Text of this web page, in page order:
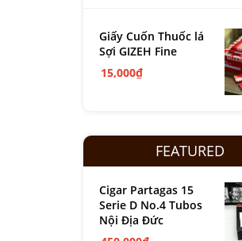
Giấy Cuốn Thuốc lá
Sợi GIZEH Fine
15,000₫
FEATURED
Cigar Partagas 15
Serie D No.4 Tubos
Nội Địa Đức